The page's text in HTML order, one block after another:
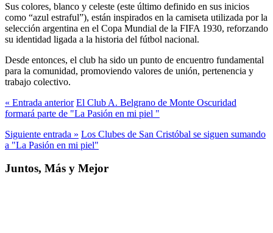
Sus colores, blanco y celeste (este último definido en sus inicios
como “azul estraful”), están inspirados en la camiseta utilizada por la
selección argentina en el Copa Mundial de la FIFA 1930, reforzando
su identidad ligada a la historia del fútbol nacional.
Desde entonces, el club ha sido un punto de encuentro fundamental
para la comunidad, promoviendo valores de unión, pertenencia y
trabajo colectivo.
« Entrada anterior El Club A. Belgrano de Monte Oscuridad
formará parte de "La Pasión en mi piel "
Siguiente entrada » Los Clubes de San Cristóbal se siguen sumando
a "La Pasión en mi piel"
Juntos, Más y Mejor